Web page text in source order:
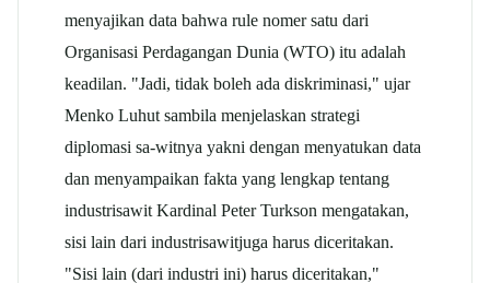
menyajikan data bahwa rule nomer satu dari
Organisasi Perdagangan Dunia (WTO) itu adalah
keadilan. "Jadi, tidak boleh ada diskriminasi," ujar
Menko Luhut sambila menjelaskan strategi
diplomasi sa-witnya yakni dengan menyatukan data
dan menyampaikan fakta yang lengkap tentang
industrisawit Kardinal Peter Turkson mengatakan,
sisi lain dari industrisawitjuga harus diceritakan.
"Sisi lain (dari industri ini) harus diceritakan,"